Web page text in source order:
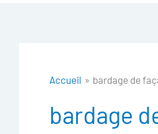
Accueil bardage de
bardage